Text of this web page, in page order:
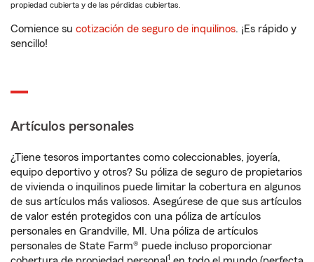
propiedad cubierta y de las pérdidas cubiertas.
Comience su cotización de seguro de inquilinos. ¡Es rápido y
sencillo!
Artículos personales
¿Tiene tesoros importantes como coleccionables, joyería,
equipo deportivo y otros? Su póliza de seguro de propietarios
de vivienda o inquilinos puede limitar la cobertura en algunos
de sus artículos más valiosos. Asegúrese de que sus artículos
de valor estén protegidos con una póliza de artículos
personales en Grandville, MI. Una póliza de artículos
personales de State Farm® puede incluso proporcionar
1